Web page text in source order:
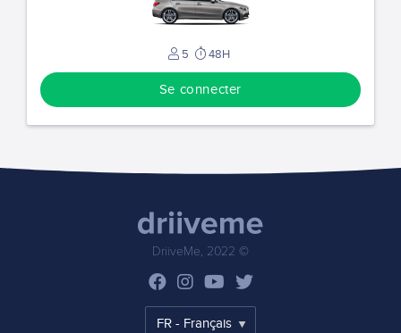
5 48H
Se connecter
DriiveMe, 2022 ©